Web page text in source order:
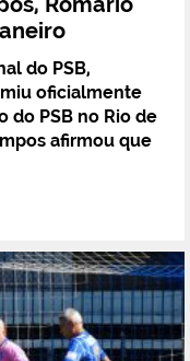
do PSB,
oficialmente
do PSB no Rio de
afirmou que